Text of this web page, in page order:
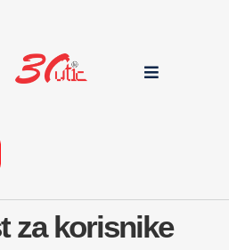
Toggle
za korisnike